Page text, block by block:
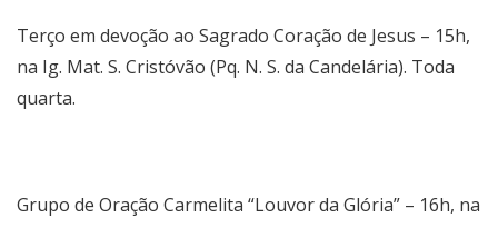
Terço em devoção ao Sagrado Coração de Jesus – 15h,
na Ig. Mat. S. Cristóvão (Pq. N. S. da Candelária). Toda
quarta.
Grupo de Oração Carmelita “Louvor da Glória” – 16h, na